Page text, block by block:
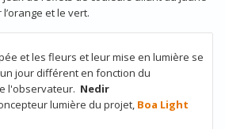
et le vert.
et les fleurs et leur mise en lumière se
jour différent en fonction du
l'observateur. Nedir
lumière du projet, Boa Light